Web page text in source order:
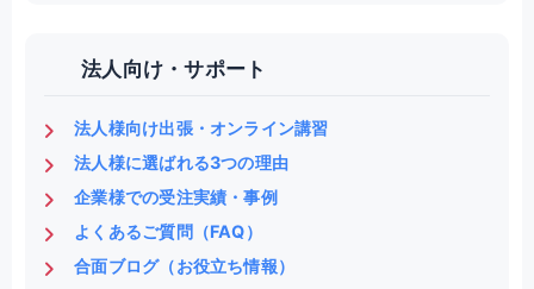
法人向け・サポート
法人様向け出張・オンライン講習
法人様に選ばれる3つの理由
企業様での受注実績・事例
よくあるご質問（FAQ）
合面ブログ（お役立ち情報）